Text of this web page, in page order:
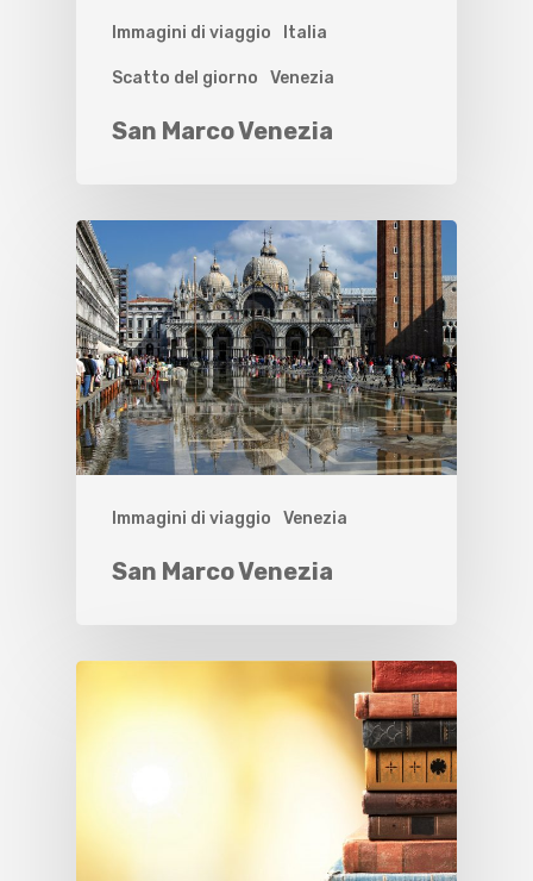
Immagini di viaggio Italia
Scatto del giorno Venezia
San Marco Venezia
Immagini di viaggio Venezia
San Marco Venezia